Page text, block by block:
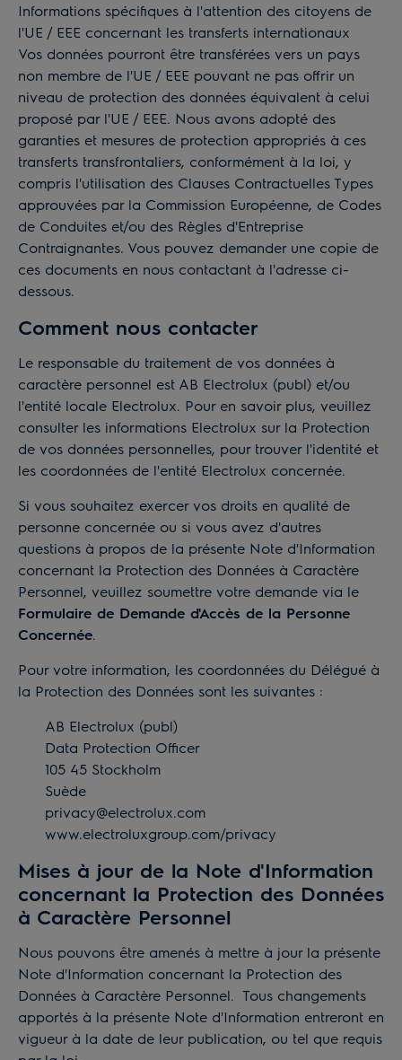
Informations spécifiques à l'attention des citoyens de
l'UE / EEE concernant les transferts internationaux
Vos données pourront être transférées vers un pays
non membre de l'UE / EEE pouvant ne pas offrir un
niveau de protection des données équivalent à celui
proposé par l'UE / EEE. Nous avons adopté des
garanties et mesures de protection appropriés à ces
transferts transfrontaliers, conformément à la loi, y
compris l'utilisation des Clauses Contractuelles Types
approuvées par la Commission Européenne, de Codes
de Conduites et/ou des Règles d'Entreprise
Contraignantes. Vous pouvez demander une copie de
ces documents en nous contactant à l'adresse ci-
dessous.
Comment nous contacter
Le responsable du traitement de vos données à
caractère personnel est AB Electrolux (publ) et/ou
l'entité locale Electrolux. Pour en savoir plus, veuillez
consulter les informations Electrolux sur la Protection
de vos données personnelles, pour trouver l'identité et
les coordonnées de l'entité Electrolux concernée.
Si vous souhaitez exercer vos droits en qualité de
personne concernée ou si vous avez d'autres
questions à propos de la présente Note d'Information
concernant la Protection des Données à Caractère
Personnel, veuillez soumettre votre demande via le
Formulaire de Demande d'Accès de la Personne
Concernée.
Pour votre information, les coordonnées du Délégué à
la Protection des Données sont les suivantes :
AB Electrolux (publ)
Data Protection Officer
105 45 Stockholm
Suède
privacy@electrolux.com
www.electroluxgroup.com/privacy
Mises à jour de la Note d'Information
concernant la Protection des Données
à Caractère Personnel
Nous pouvons être amenés à mettre à jour la présente
Note d'Information concernant la Protection des
Données à Caractère Personnel. Tous changements
apportés à la présente Note d'Information entreront en
vigueur à la date de leur publication, ou tel que requis